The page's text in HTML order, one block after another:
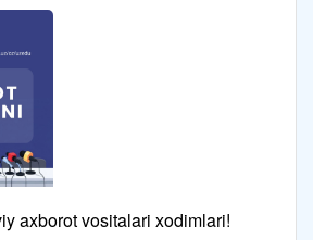
axborot vositalari xodimlari!